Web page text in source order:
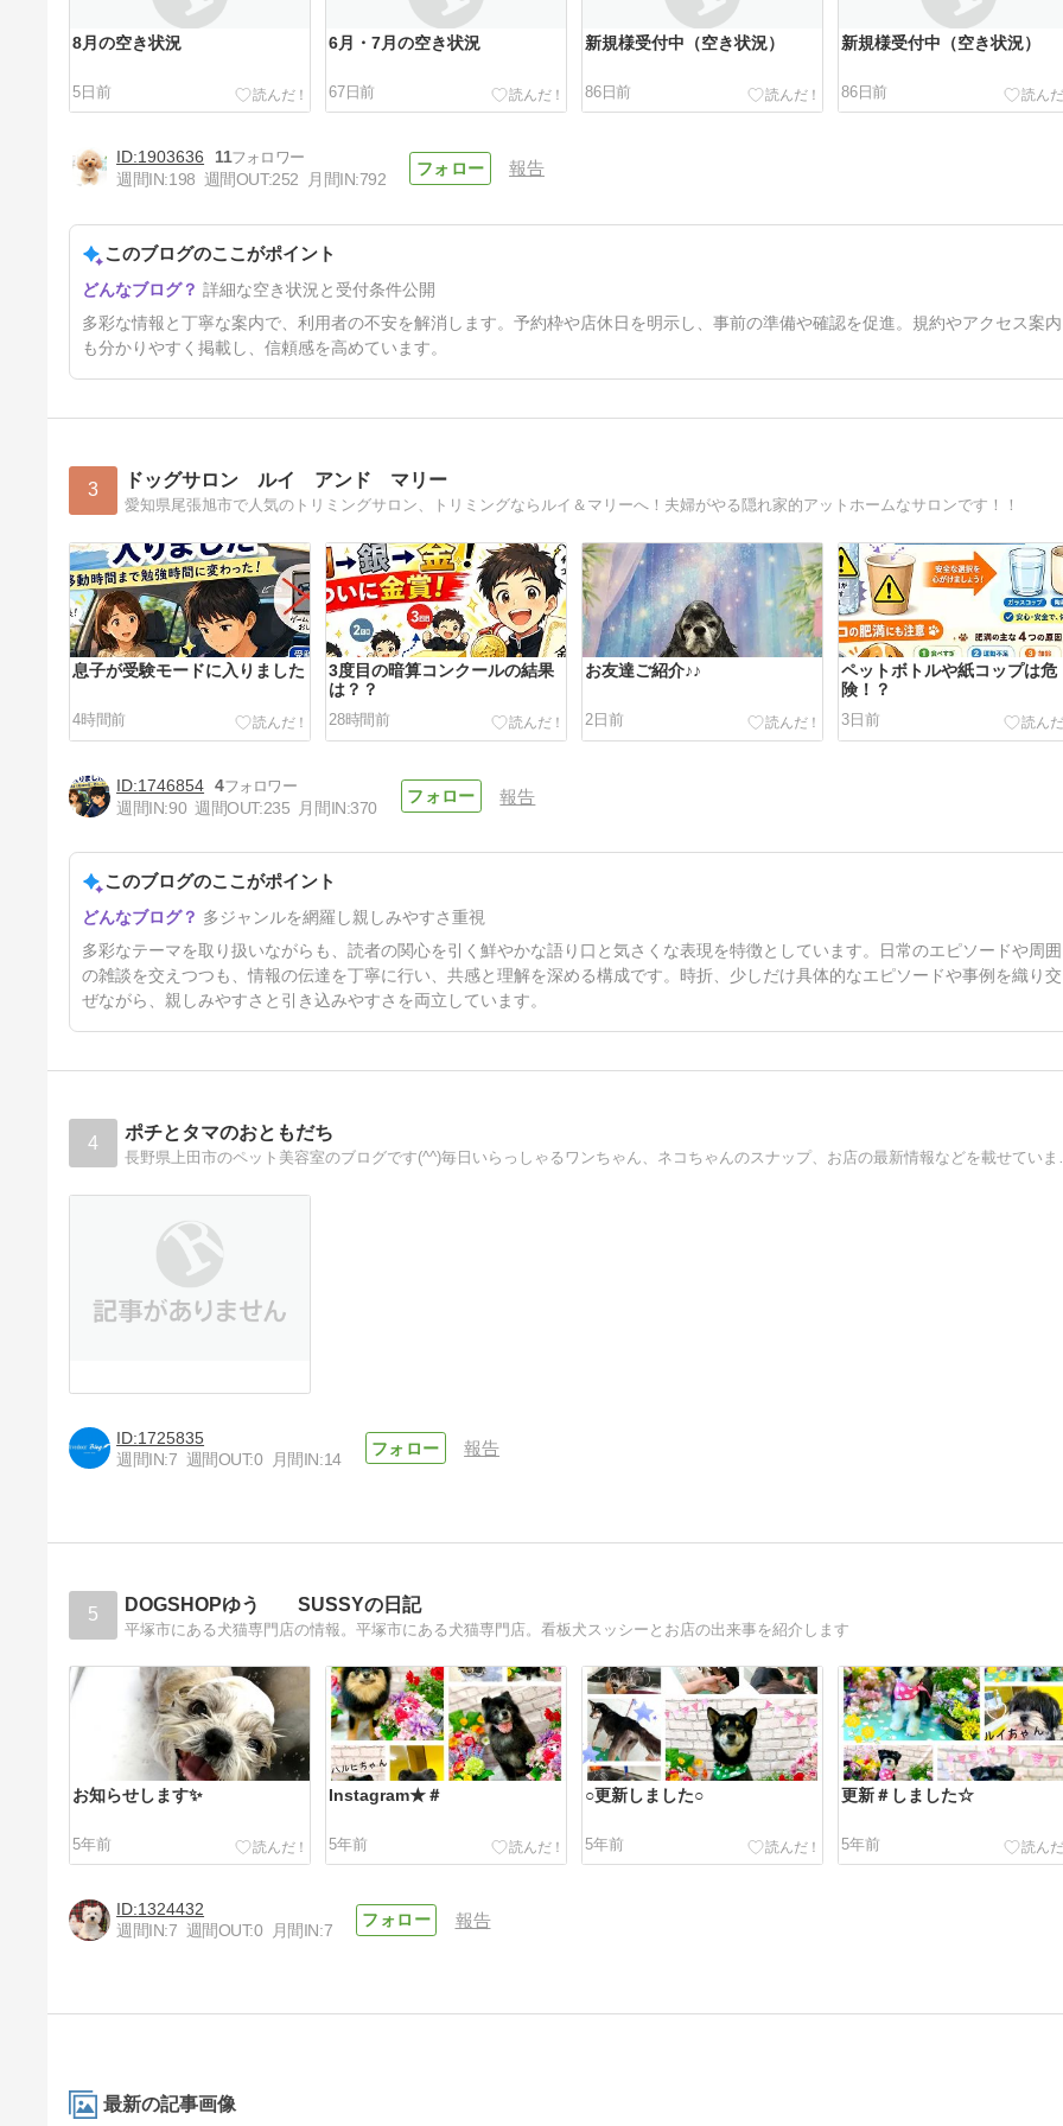
8月の空き状況
5日前
6月・7月の空き状況
67日前
新規様受付中（空き状況）
86日前
新規様受付中（空き状況）
86日前
【お知らせ】
5ヶ月前
1903636
11
週間IN:198 週間OUT:252 月間IN:792
報告
このブログのここがポイント
詳細な空き状況と受付条件公開
多彩な情報と丁寧な案内で、利用者の不安を解消します。予約枠や店休日を明示し、事前の準備や確認を促進。規約やアクセス案内
も分かりやすく掲載し、信頼感を高めています。
3 ドッグサロン ルイ アンド マリー
愛知県尾張旭市で人気のトリミングサロン、トリミングならルイ＆マリーへ！夫婦がやる隠れ家的アットホームなサロンです！！
息子が受験モードに入りました
4時間前
3度目の暗算コンクールの結果
は？？
28時間前
お友達ご紹介♪♪
2日前
ペットボトルや紙コップは危
険！？
3日前
お友達ご紹介♪♪
4日前
1746854 4
週間IN:90 週間OUT:235 月間IN:370
報告
このブログのここがポイント
多ジャンルを網羅し親しみやすさ重視
多彩なテーマを取り扱いながらも、読者の関心を引く鮮やかな語り口と気さくな表現を特徴としています。日常のエピソードや周囲
の雑談を交えつつも、情報の伝達を丁寧に行い、共感と理解を深める構成です。時折、少しだけ具体的なエピソードや事例を織り交
ぜながら、親しみやすさと引き込みやすさを両立しています。
4 ポチとタマのおともだち
長野県上田市のペット美容
1725835
週間IN:7 週間OUT:0 月間IN:14
報告
5 DOGSHOPゆう SUSSYの日記
平塚市にある犬猫専門店の情報。平塚市にある犬猫専門店。看板犬スッシーとお店の出来事を紹介します
お知らせします✨
5年前
Instagram★＃
5年前
○更新しました○
5年前
更新＃しました☆
5年前
1324432
週間IN:7 週間OUT:0 月間IN:7
報告
最新の記事画像